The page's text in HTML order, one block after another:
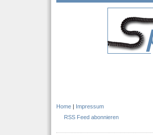
Home | Impressum
RSS Feed abonnieren